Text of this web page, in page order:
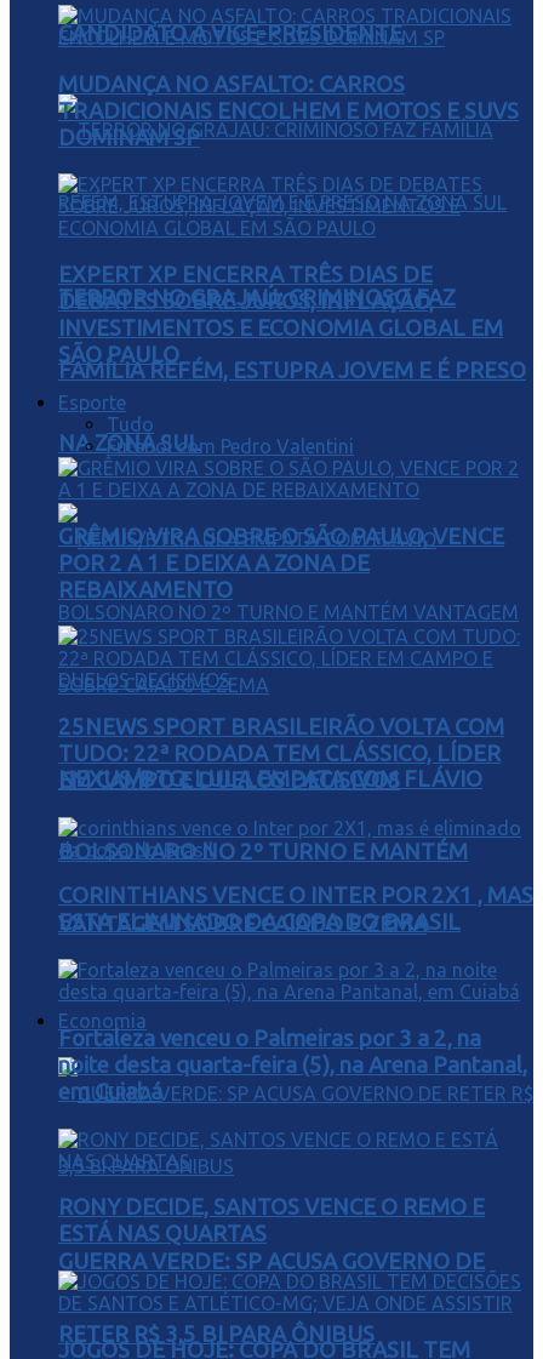
CANDIDATO A VICE-PRESIDENTE
TERROR NO GRAJAÚ: CRIMINOSO FAZ
FAMÍLIA REFÉM, ESTUPRA JOVEM E É PRESO
NA ZONA SUL
NEXUS/BTG: LULA EMPATA COM FLÁVIO
BOLSONARO NO 2º TURNO E MANTÉM
VANTAGEM SOBRE CAIADO E ZEMA
Economia
GUERRA VERDE: SP ACUSA GOVERNO DE
RETER R$ 3,5 BI PARA ÔNIBUS
MUDANÇA NO ASFALTO: CARROS
TRADICIONAIS ENCOLHEM E MOTOS E SUVS
DOMINAM SP
EXPERT XP ENCERRA TRÊS DIAS DE
DEBATES SOBRE JUROS, INFLAÇÃO,
INVESTIMENTOS E ECONOMIA GLOBAL EM
SÃO PAULO
Esporte
Tudo
Futebol com Pedro Valentini
GRÊMIO VIRA SOBRE O SÃO PAULO, VENCE
POR 2 A 1 E DEIXA A ZONA DE
REBAIXAMENTO
25NEWS SPORT BRASILEIRÃO VOLTA COM
TUDO: 22ª RODADA TEM CLÁSSICO, LÍDER
EM CAMPO E DUELOS DECISIVOS
CORINTHIANS VENCE O INTER POR 2X1 , MAS
ESTA ELIMINADO DA COPA DO BRASIL
Fortaleza venceu o Palmeiras por 3 a 2, na
noite desta quarta-feira (5), na Arena Pantanal,
em Cuiabá
RONY DECIDE, SANTOS VENCE O REMO E
ESTÁ NAS QUARTAS
JOGOS DE HOJE: COPA DO BRASIL TEM